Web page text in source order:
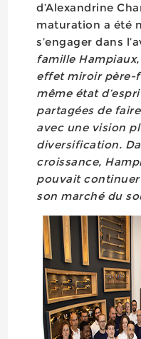
d’Alexandrine
maturation a été
s’engager dans
famille
effet miroir père-
même état
partagées de
avec une vision
diversification.
croissance,
pouvait
son marché du